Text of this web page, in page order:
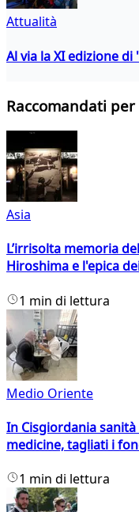
Attualità
Al via la XI edizione
Raccomandati
Asia
L’irrisolta memoria
Hiroshima e l'epica
1 min di lettura
Medio Oriente
In Cisgiordania
medicine, tagliati i
1 min di lettura